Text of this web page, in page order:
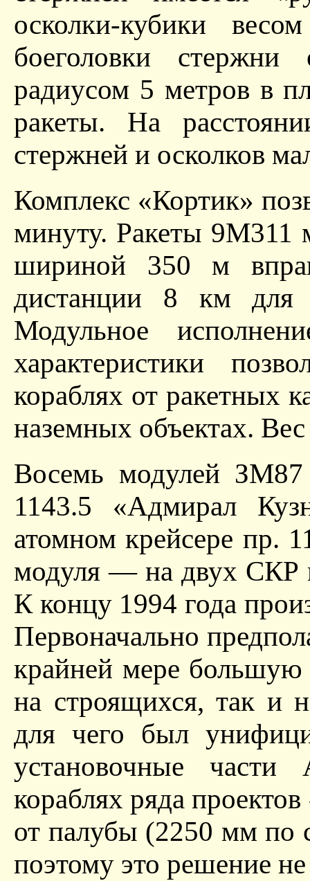
осколки-кубики
боеголовки
радиусом 5 метров в
ракеты. На
стержней и осколков
Комплекс «Кортик»
минуту. Ракеты 9М311
шириной 350 м
дистанции 8 км
Модульное
характеристики
кораблях от ракетных
наземных объектах.
Восемь модулей ЗМ87
1143.5 «Адмирал
атомном крейсере пр.
модуля — на двух СКР
К концу 1994 года
Первоначально
крайней мере большую
на строящихся, так и
для чего был
установочные
кораблях ряда
от палубы (2250 мм
поэтому это решение